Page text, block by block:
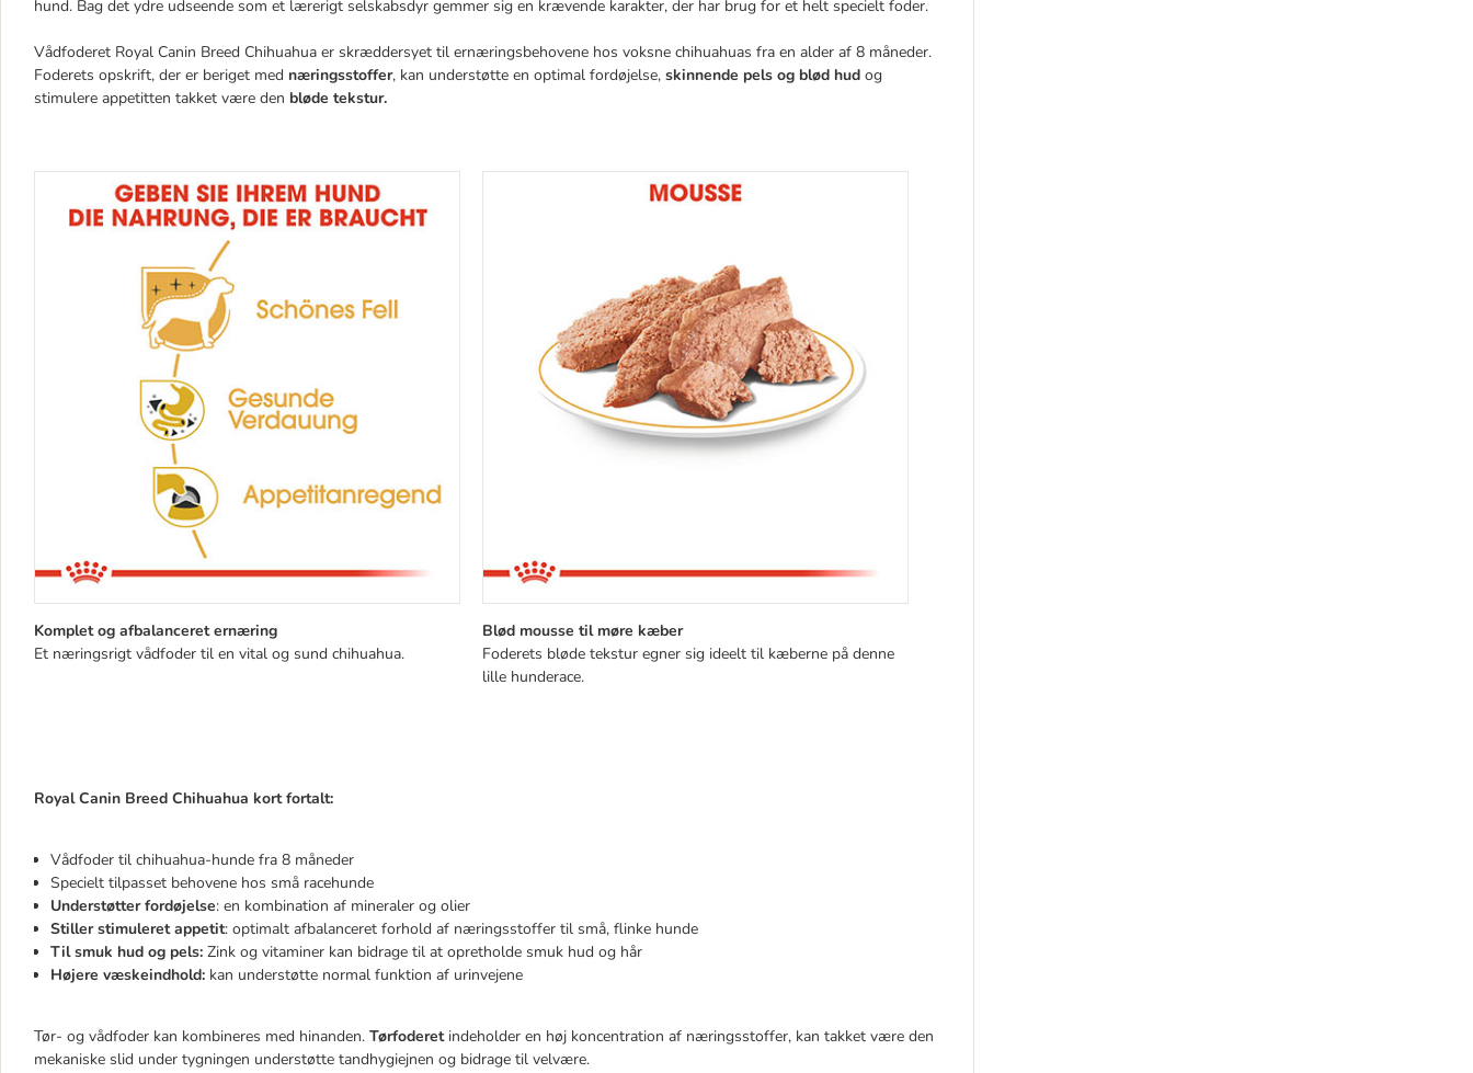
hund. Bag det ydre udseende som et lærerigt selskabsdyr gemmer sig en krævende karakter, der har brug for et helt specielt foder.
Vådfoderet Royal Canin Breed Chihuahua er skræddersyet til ernæringsbehovene hos voksne chihuahuas fra en alder af 8 måneder.
Foderets opskrift, der er beriget med næringsstoffer, kan understøtte en optimal fordøjelse, skinnende pels og blød hud og
stimulere appetitten takket være den bløde tekstur.
Komplet og afbalanceret ernæring
Et næringsrigt vådfoder til en vital og sund chihuahua.
Blød mousse til møre kæber
Foderets bløde tekstur egner sig ideelt til kæberne på denne
lille hunderace.
Royal Canin Breed Chihuahua kort fortalt:
Vådfoder til chihuahua-hunde fra 8 måneder
Specielt tilpasset behovene hos små racehunde
Understøtter fordøjelse: en kombination af mineraler og olier
Stiller stimuleret appetit: optimalt afbalanceret forhold af næringsstoffer til små, flinke hunde
Til smuk hud og pels: Zink og vitaminer kan bidrage til at opretholde smuk hud og hår
Højere væskeindhold: kan understøtte normal funktion af urinvejene
Tør- og vådfoder kan kombineres med hinanden. Tørfoderetindeholder en høj koncentration af næringsstoffer, kan takket være den
mekaniske slid under tygningen understøtte tandhygiejnen og bidrage til velvære.